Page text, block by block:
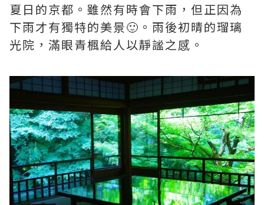
夏日的京都。雖然有時會下雨，但正因為
下雨才有獨特的美景🙂。雨後初晴的瑠璃
光院，滿眼青楓給人以靜謐之感。